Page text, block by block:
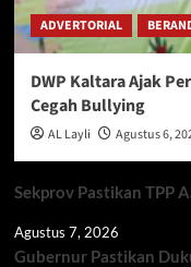
ADVERTORIAL
DWP Kaltara Ajak
Cegah Bullying
AL Layli Agustus 6,
Sekprov Pastikan TPP
Agustus 7, 2026
Gubernur Pastikan